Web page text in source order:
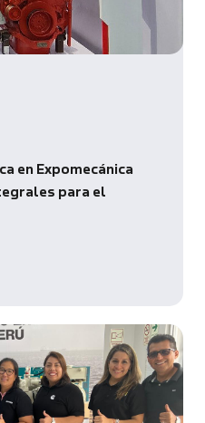
en Expomecánica
para el